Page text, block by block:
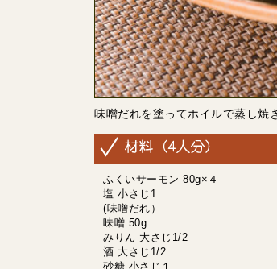
味噌だれを塗ってホイルで蒸し焼
ふくいサーモン 80g×４
塩 小さじ1
(味噌だれ）
味噌 50g
みりん 大さじ1/2
酒 大さじ1/2
砂糖 小さじ１